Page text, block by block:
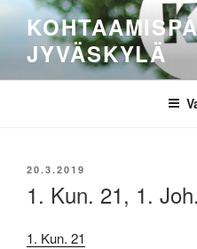
sisältöön
JYVÄSKYLÄ
JULKAISTU
20.3.2019
1. Kun. 21, 1.
1. Kun. 21